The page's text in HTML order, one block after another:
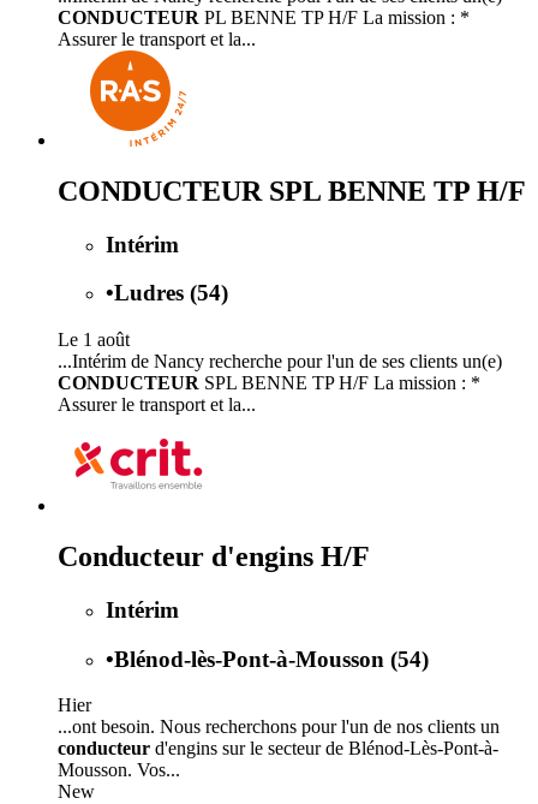
CONDUCTEUR PL BENNE TP H/F La mission : *
Assurer le transport et la...
CONDUCTEUR SPL BENNE TP H/F
Intérim
•Ludres (54)
Le 1 août
...Intérim de Nancy recherche pour l'un de ses clients un(e)
CONDUCTEUR SPL BENNE TP H/F La mission : *
Assurer le transport et la...
Conducteur d'engins H/F
Intérim
•Blénod-lès-Pont-à-Mousson (54)
Hier
...ont besoin. Nous recherchons pour l'un de nos clients un
conducteur d'engins sur le secteur de Blénod-Lès-Pont-à-
Mousson. Vos...
New